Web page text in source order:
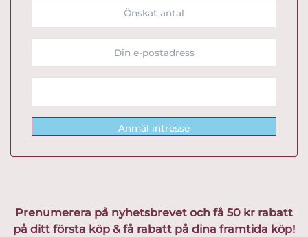
Anmäl intresse
Prenumerera på nyhetsbrevet och få 50 kr rabatt
på ditt första köp & få rabatt på dina framtida köp!